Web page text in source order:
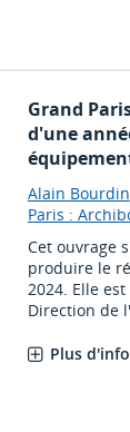
Grand
d'une
Alain Bourdin
Paris :
Cet ouvrage
produire le
2024. Elle
Direction de
Plus